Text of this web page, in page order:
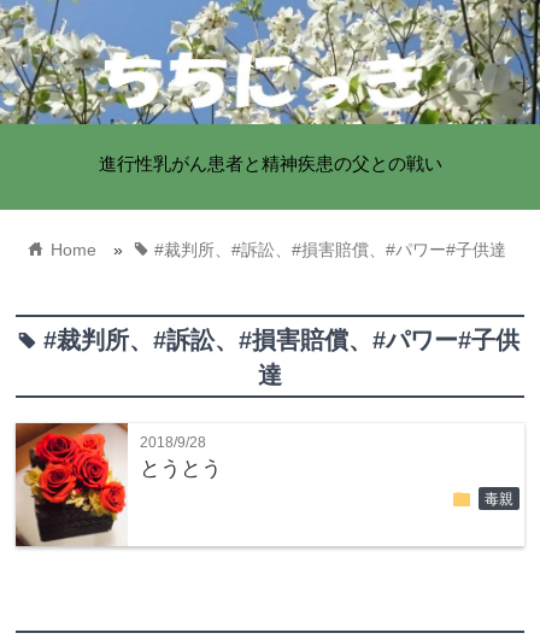
進行性乳がん患者と精神疾患の父との戦い
home Home » tag#裁判所、#訴訟、#損害賠償、#パワー#子供達
tag#裁判所、#訴訟、#損害賠償、#パワー#子供
達
2018/9/28
とうとう
folder 毒親